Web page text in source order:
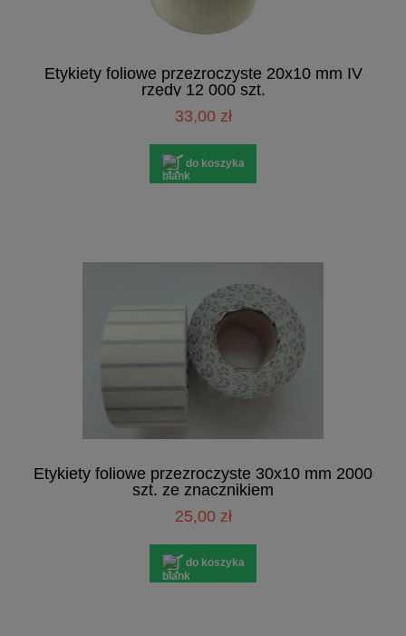
Etykiety foliowe przezroczyste 20x10 mm IV
rzędy 12 000 szt.
33,00 zł
do koszyka
Etykiety foliowe przezroczyste 30x10 mm 2000
szt. ze znacznikiem
25,00 zł
do koszyka